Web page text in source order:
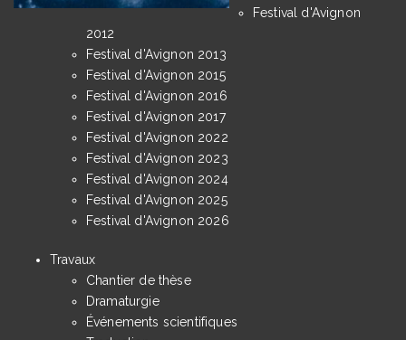
Festival d'Avignon
2012
Festival d'Avignon 2013
Festival d'Avignon 2015
Festival d'Avignon 2016
Festival d'Avignon 2017
Festival d'Avignon 2022
Festival d'Avignon 2023
Festival d'Avignon 2024
Festival d'Avignon 2025
Festival d'Avignon 2026
Travaux
Chantier de thèse
Dramaturgie
Événements scientifiques